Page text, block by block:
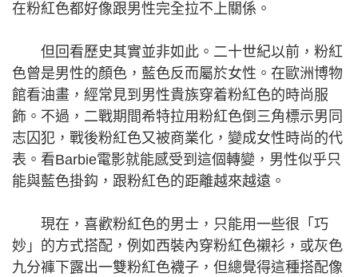
在粉紅色都好像跟男性完全拉不上關係。
但回看歷史其實並非如此。二十世紀以前，粉紅
色曾是男性的顏色，藍色反而屬於女性。在歐洲博物
館看油畫，經常見到男性貴族穿着粉紅色的時尚服
飾。不過，二戰期間希特拉用粉紅色倒三角標示男同
志囚犯，戰後粉紅色又被商業化，變成女性時尚的代
表。看Barbie電影就能感受到這個轉變，男性似乎只
能與藍色掛鈎，跟粉紅色的距離越來越遠。
現在，喜歡粉紅色的男士，只能用一些很「巧
妙」的方式搭配，例如西裝內穿粉紅色襯衫，或灰色
九分褲下露出一雙粉紅色襪子，但總覺得這種搭配像